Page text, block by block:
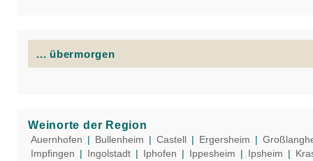
... übermorgen
Weinorte der Region
Auernhofen | Bullenheim | Castell | Ergersheim |
Impfingen | Ingolstadt | Iphofen | Ippesheim | Ipsheim |